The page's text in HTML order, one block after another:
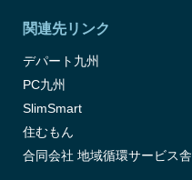
関連先リンク
デパート九州
PC九州
SlimSmart
住むもん
合同会社 地域循環サービス舎